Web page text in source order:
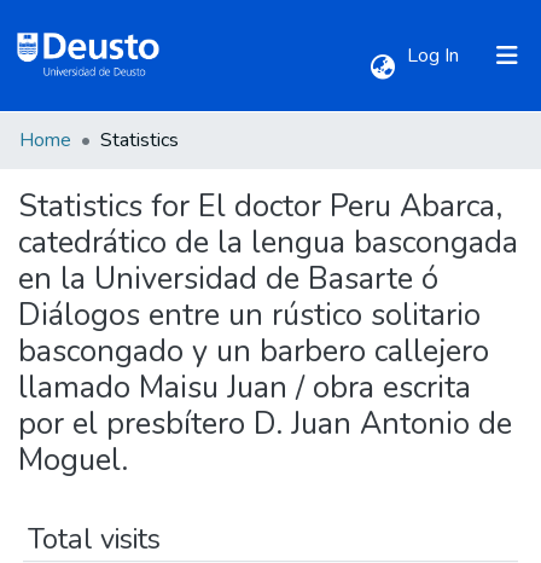
Log In (current)
All of DSpace
Home Statistics
Statistics for El doctor Peru Abarca,
catedrático de la lengua bascongada
en la Universidad de Basarte ó
Diálogos entre un rústico solitario
bascongado y un barbero callejero
llamado Maisu Juan / obra escrita
por el presbítero D. Juan Antonio de
Moguel.
Total visits